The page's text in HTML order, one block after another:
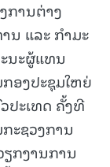
ການຕ່າງ
ນ ແລະ ກໍາມະ
ນະຜູ້ແທນ
ອງປະຊຸມໃຫຍ່
ປະເທດ ຄັ້ງທີ
ະຊວງການ
ກງານການ